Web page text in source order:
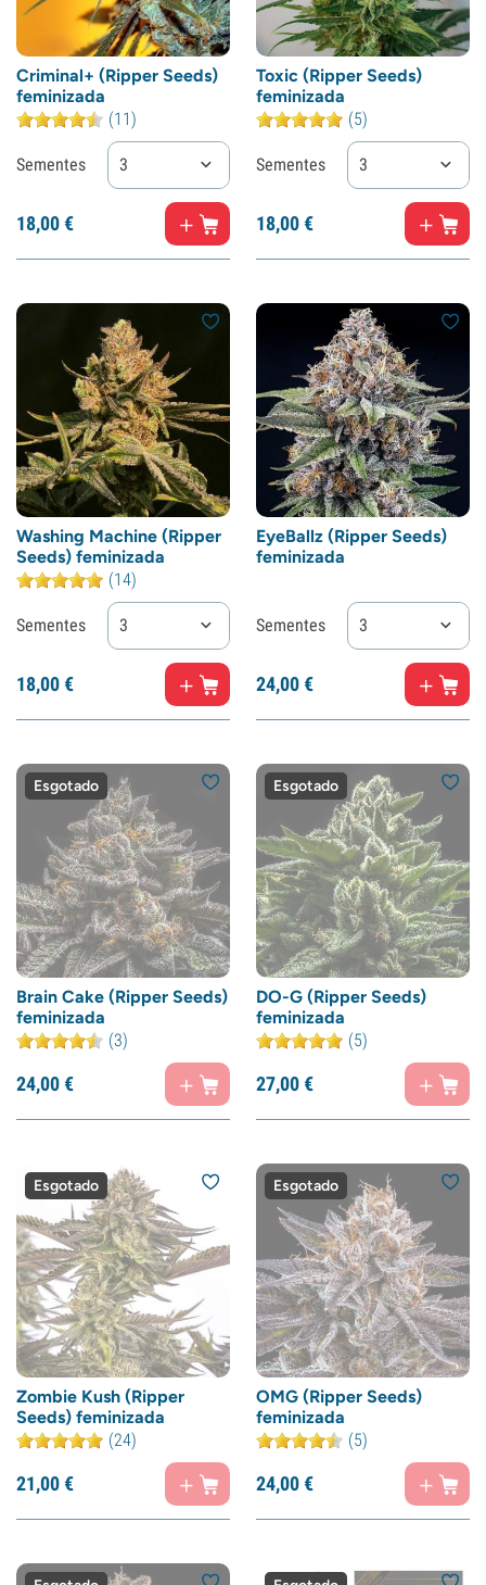
Criminal+ (Ripper Seeds)
feminizada
(11)
Sementes 3
18,00€
Toxic (Ripper Seeds)
feminizada
(5)
Sementes 3
18,00€
Washing Machine (Ripper
Seeds) feminizada
(14)
Sementes 3
18,00€
EyeBallz (Ripper Seeds)
feminizada
Sementes 3
24,00€
Esgotado
Brain Cake (Ripper Seeds)
feminizada
(3)
24,00€
Esgotado
DO-G (Ripper Seeds)
feminizada
(5)
27,00€
Esgotado
Zombie Kush (Ripper
Seeds) feminizada
(24)
21,00€
Esgotado
OMG (Ripper Seeds)
feminizada
(5)
24,00€